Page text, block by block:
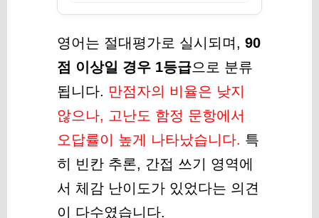
영어는 절대평가로 실시되며, 90
점 이상일 경우 1등급으로 분류
됩니다. 만점자의 비율은 낮지
않으나, 고난도 함정 문항에서
오답률이 높게 나타났습니다. 특
히 빈칸 추론, 간접 쓰기 영역에
서 체감 난이도가 있었다는 의견
이 다수였습니다.